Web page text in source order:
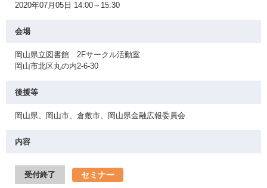
2020年07月05日 14:00～15:30
会場
岡山県立図書館 2Fサークル活動室
岡山市北区丸の内2-6-30
後援等
岡山県、岡山市、倉敷市、岡山県金融広報委員会
内容
受付終了 セミナー